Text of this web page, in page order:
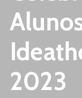
Fórum
Desenvolve
Instituto
De
Pesquisa
Imprensa
2023